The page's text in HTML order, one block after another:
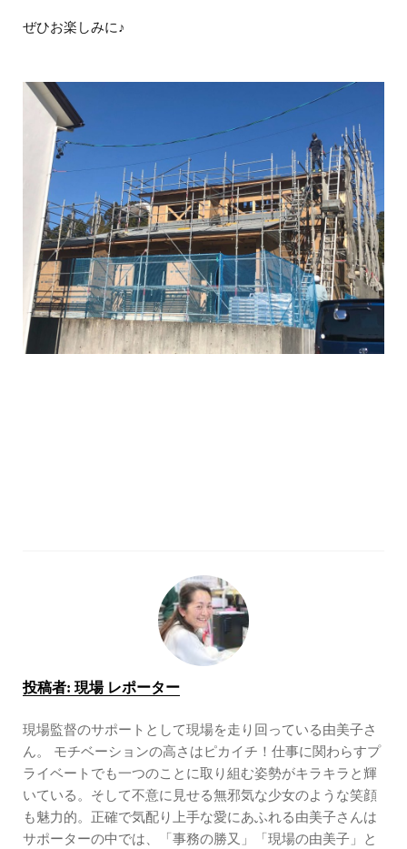
ぜひお楽しみに♪
投稿者: 現場 レポーター
現場監督のサポートとして現場を走り回っている由美子さ
ん。 モチベーションの高さはピカイチ！仕事に関わらすプ
ライベートでも一つのことに取り組む姿勢がキラキラと輝
いている。そして不意に見せる無邪気な少女のような笑顔
も魅力的。正確で気配り上手な愛にあふれる由美子さんは
サポーターの中では、「事務の勝又」「現場の由美子」と